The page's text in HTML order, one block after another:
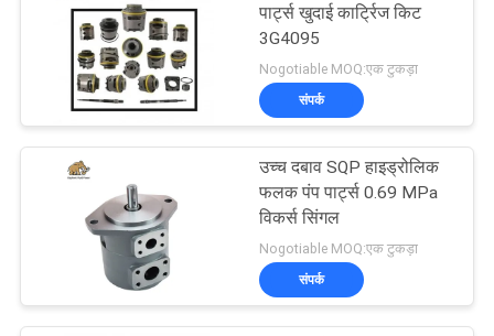
PRIVACY
POLICY
हाइड्रोलिक पिस्टन पंप
276
पार्ट्स खुदाई कार्ट्रिज किट
3G4095
Nogotiable MOQ:एक टुकड़ा
संपर्क
उच्च दबाव SQP हाइड्रोलिक
फलक पंप पार्ट्स 0.69 MPa
विकर्स सिंगल
Nogotiable MOQ:एक टुकड़ा
संपर्क